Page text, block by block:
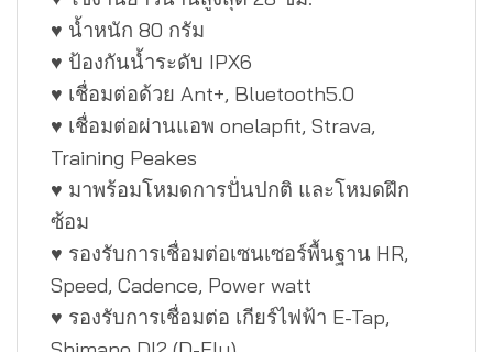
♥ น้ำหนัก 80 กรัม
♥ ป้องกันน้ำระดับ IPX6
♥ เชื่อมต่อด้วย Ant+, Bluetooth5.0
♥ เชื่อมต่อผ่านแอพ onelapfit, Strava,
Training Peakes
♥ มาพร้อมโหมดการปั่นปกติ และโหมดฝึก
ซ้อม
♥ รองรับการเชื่อมต่อเซนเซอร์พื้นฐาน HR,
Speed, Cadence, Power watt
♥ รองรับการเชื่อมต่อ เกียร์ไฟฟ้า E-Tap,